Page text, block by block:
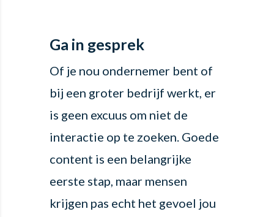
Ga in gesprek
Of je nou ondernemer bent of
bij een groter bedrijf werkt, er
is geen excuus om niet de
interactie op te zoeken. Goede
content is een belangrijke
eerste stap, maar mensen
krijgen pas echt het gevoel jou